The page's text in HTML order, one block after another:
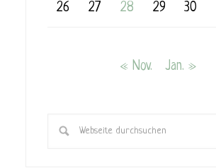
26 27 28 29 30
« Nov. Jan. »